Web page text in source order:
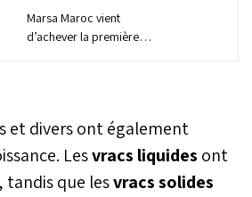
Marsa Maroc vient
d’achever la première
portant sur 230 mètres de
quai à -12 mètres. Cette
désormais d’accueillir des
et divers ont également
Lesvracs liquides ont
tandis que lesvracs solides